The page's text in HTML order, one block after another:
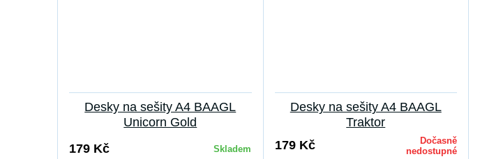
Desky na sešity A4 BAAGL
Unicorn Gold
179 Kč
Skladem
Desky na sešity A4 BAAGL
Traktor
179 Kč
Dočasně
nedostupné